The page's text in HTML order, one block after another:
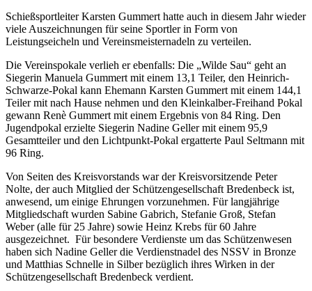
Schießsportleiter Karsten Gummert hatte auch in diesem Jahr wieder
viele Auszeichnungen für seine Sportler in Form von
Leistungseicheln und Vereinsmeisternadeln zu verteilen.
Die Vereinspokale verlieh er ebenfalls: Die „Wilde Sau“ geht an
Siegerin Manuela Gummert mit einem 13,1 Teiler, den Heinrich-
Schwarze-Pokal kann Ehemann Karsten Gummert mit einem 144,1
Teiler mit nach Hause nehmen und den Kleinkalber-Freihand Pokal
gewann Renè Gummert mit einem Ergebnis von 84 Ring. Den
Jugendpokal erzielte Siegerin Nadine Geller mit einem 95,9
Gesamtteiler und den Lichtpunkt-Pokal ergatterte Paul Seltmann mit
96 Ring.
Von Seiten des Kreisvorstands war der Kreisvorsitzende Peter
Nolte, der auch Mitglied der Schützengesellschaft Bredenbeck ist,
anwesend, um einige Ehrungen vorzunehmen. Für langjährige
Mitgliedschaft wurden Sabine Gabrich, Stefanie Groß, Stefan
Weber (alle für 25 Jahre) sowie Heinz Krebs für 60 Jahre
ausgezeichnet. Für besondere Verdienste um das Schützenwesen
haben sich Nadine Geller die Verdienstnadel des NSSV in Bronze
und Matthias Schnelle in Silber bezüglich ihres Wirken in der
Schützengesellschaft Bredenbeck verdient.